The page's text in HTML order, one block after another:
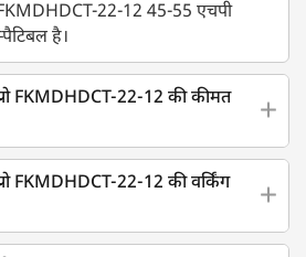
FKMDHDCT-22-12 45-55 एचपी
है।
FKMDHDCT-22-12 की कीमत
FKMDHDCT-22-12 की वर्किंग